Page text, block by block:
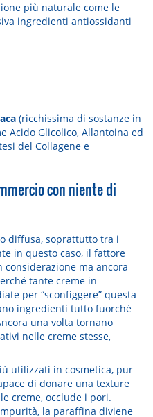
più naturale come le
ingredienti antiossidanti
(ricchissima di sostanze in
Acido Glicolico, Allantoina ed
del Collagene e
con niente di
diffusa, soprattutto tra i
in questo caso, il fattore
ma ancora
tante creme in
per “sconfiggere” questa
ingredienti tutto fuorché
una volta tornano
nelle creme stesse,
utilizzati in cosmetica, pur
di donare una texture
creme, occlude i pori.
la paraffina diviene